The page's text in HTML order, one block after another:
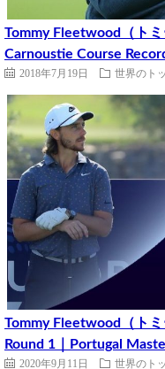
Tommy Fleetwood（ト
Carnoustie Course
2018年7月19日 世界のト
Tommy Fleetwood（ト
Round 1｜Portugal
2020年9月11日 世界のト